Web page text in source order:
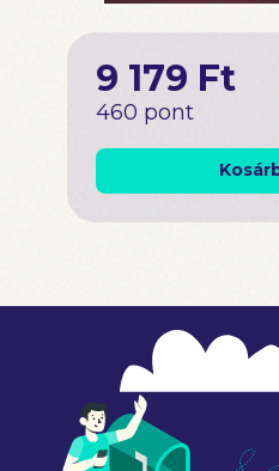
9 179 Ft
460 pont